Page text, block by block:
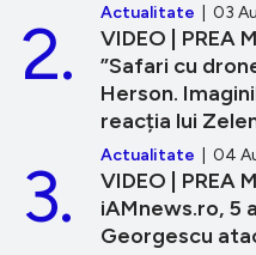
Actualitate | 03
VIDEO | PREA
”Safari cu
Herson.
reacția lui
Actualitate | 04
2.
VIDEO | PREA
iAMnews.ro, 5
Georgescu
3.